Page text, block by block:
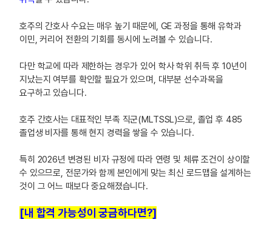
호주의 간호사 수요는 매우 높기 때문에, GE 과정을 통해 유학과
이민, 커리어 전환의 기회를 동시에 노려볼 수 있습니다.
다만 학교에 따라 제한하는 경우가 있어 학사 학위 취득 후 10년이
지났는지 여부를 확인할 필요가 있으며, 대부분 선수과목을
요구하고 있습니다.
호주 간호사는 대표적인 부족 직군(MLTSSL)으로, 졸업 후 485
졸업생 비자를 통해 현지 경력을 쌓을 수 있습니다.
특히 2026년 변경된 비자 규정에 따라 연령 및 체류 조건이 상이할
수 있으므로, 전문가와 함께 본인에게 맞는 최신 로드맵을 설계하는
것이 그 어느 때보다 중요해졌습니다.
[내 합격 가능성이 궁금하다면?]